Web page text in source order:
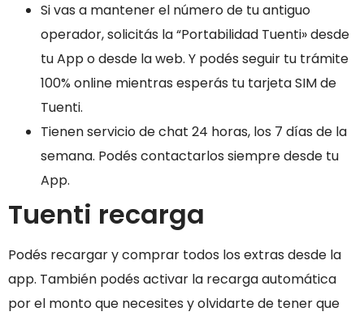
Si vas a mantener el número de tu antiguo
operador, solicitás la “Portabilidad Tuenti» desde
tu App o desde la web. Y podés seguir tu trámite
100% online mientras esperás tu tarjeta SIM de
Tuenti.
Tienen servicio de chat 24 horas, los 7 días de la
semana. Podés contactarlos siempre desde tu
App.
Tuenti recarga
Podés recargar y comprar todos los extras desde la
app. También podés activar la recarga automática
por el monto que necesites y olvidarte de tener que